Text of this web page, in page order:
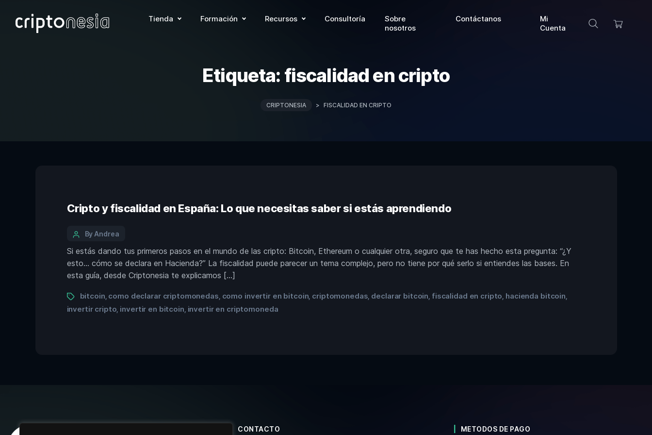
Tienda Formación Recursos Consultoría
Sobre
nosotros
Contáctanos
Mi
Cuenta
Etiqueta: fiscalidad en cripto
CRIPTONESIA > FISCALIDAD EN CRIPTO
Cripto y fiscalidad en España: Lo que necesitas saber si estás aprendiendo
By Andrea
Si estás dando tus primeros pasos en el mundo de las cripto: Bitcoin, Ethereum o cualquier otra, seguro que te has hecho esta pregunta: “¿Y
esto… cómo se declara en Hacienda?” La fiscalidad puede parecer un tema complejo, pero no tiene por qué serlo si entiendes las bases. En
esta guía, desde Criptonesia te explicamos […]
bitcoin como declarar criptomonedas como invertir en bitcoin criptomonedas declarar bitcoin fiscalidad en cripto hacienda bitcoin
invertir cripto invertir en bitcoin invertir en criptomoneda
CONTACTO METODOS DE PAGO